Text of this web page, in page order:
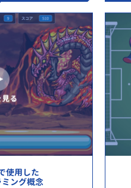
使用した
ング概念